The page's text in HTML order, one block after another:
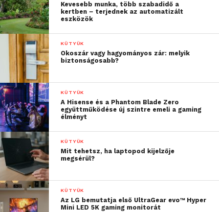
Kevesebb munka, több szabadidő a
kertben – terjednek az automatizált
eszközök
KÜTYÜK
Okoszár vagy hagyományos zár: melyik
biztonságosabb?
KÜTYÜK
A Hisense és a Phantom Blade Zero
együttműködése új szintre emeli a gaming
élményt
KÜTYÜK
Mit tehetsz, ha laptopod kijelzője
megsérül?
KÜTYÜK
Az LG bemutatja első UltraGear evo™ Hyper
Mini LED 5K gaming monitorát